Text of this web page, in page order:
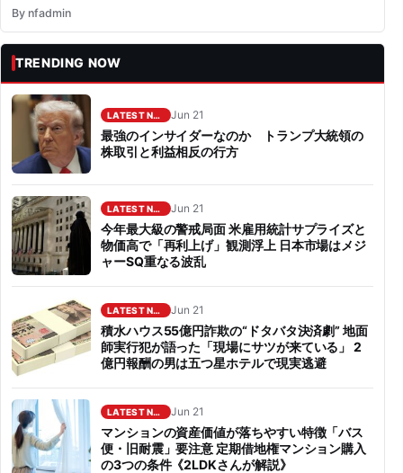
By nfadmin
TRENDING NOW
LATEST NEWS Jun 21
最強のインサイダーなのか トランプ大統領の
株取引と利益相反の行方
LATEST NEWS Jun 21
今年最大級の警戒局面 米雇用統計サプライズと
物価高で「再利上げ」観測浮上 日本市場はメジ
ャーSQ重なる波乱
LATEST NEWS Jun 21
積水ハウス55億円詐欺の“ドタバタ決済劇” 地面
師実行犯が語った「現場にサツが来ている」 2
億円報酬の男は五つ星ホテルで現実逃避
LATEST NEWS Jun 21
マンションの資産価値が落ちやすい特徴「バス
便・旧耐震」要注意 定期借地権マンション購入
の3つの条件《2LDKさんが解説》